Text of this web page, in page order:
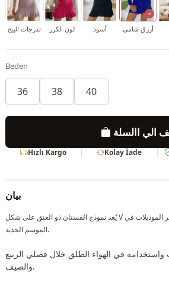
تدرجات البيج لون الكرز أسود أزرق شامي
Beden
36 38 40
الي االسلة
Hızlı Kargo Kolay İade
بيان
يُعد نموذج الفستان ذو العنق على شكل V مع جوانب مقصوصة وتنورة مكشكشة من أشهر الموديلات في
الموسم الجديد.
في الهواء الطلق خلال فصلي الربيع
والصيف.